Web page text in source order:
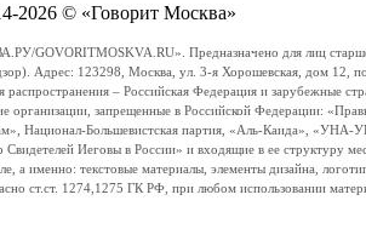
2026 © «Говорит Москва»
GOVORITMOSKVA.RU». Предназначено для лиц
Адрес: 123298, Москва, ул. 3-я Хорошевская, дом
– Российская Федерация и зарубежные
организации, запрещенные в Российской Федерации:
Национал-Большевистская партия, «Аль-Каида», «УНА-
Свидетелей Иеговы в России» и входящие в ее структуру
а именно: текстовые материалы, элементы дизайна,
ст.ст. 1274,1275 ГК РФ, при любом использовании